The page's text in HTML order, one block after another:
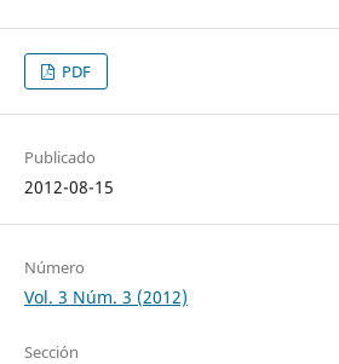
PDF
Publicado
2012-08-15
Número
Vol. 3 Núm. 3 (2012)
Sección